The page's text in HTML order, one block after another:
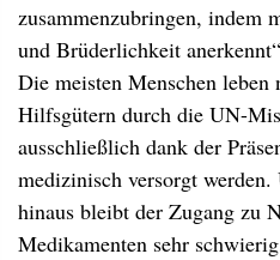
zusammenzubringen, indem
und Brüderlichkeit
Die meisten Menschen
Hilfsgütern durch die UN-
ausschließlich dank der
medizinisch versorgt
hinaus bleibt der Zugang zu
Medikamenten sehr